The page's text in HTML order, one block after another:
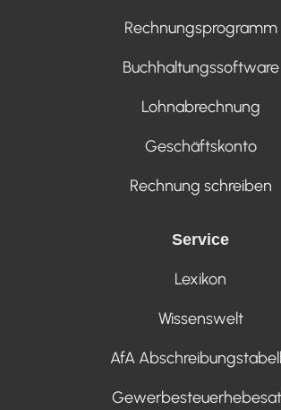
Rechnungsprogramm
Buchhaltungssoftware
Lohnabrechnung
Geschäftskonto
Rechnung schreiben
Service
Lexikon
Wissenswelt
AfA